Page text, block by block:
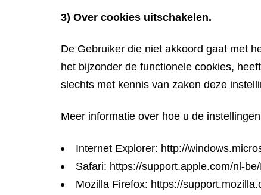
3) Over cookies uitschakelen.
De Gebruiker die niet akkoord gaat met
het bijzonder de functionele cookies,
slechts met kennis van zaken deze
Meer informatie over hoe u de
Internet Explorer: http://
Safari: https://support.apple.com/nl-
Mozilla Firefox: https://